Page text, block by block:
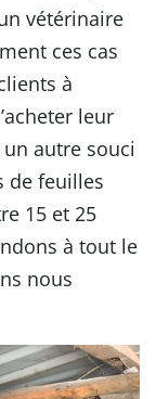
vétérinaire
ces cas
à
leur
autre souci
de feuilles
15 et 25
à tout le
nous